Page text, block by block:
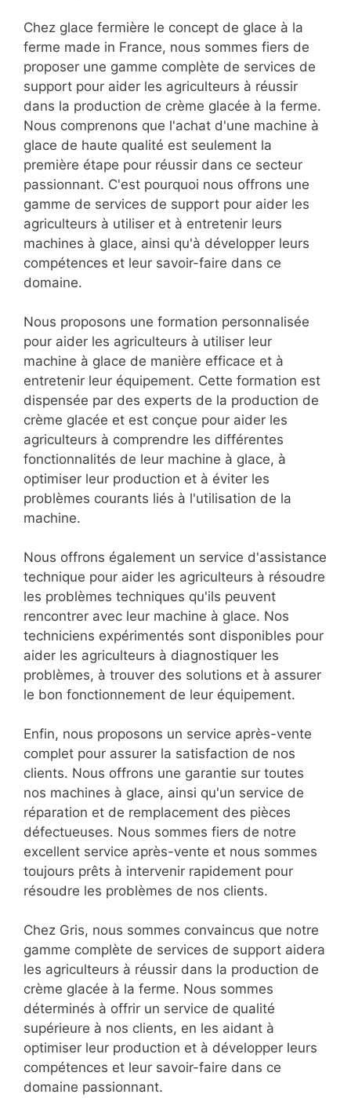
Chez glace fermière le concept de glace à la
ferme made in France, nous sommes fiers de
proposer une gamme complète de services de
support pour aider les agriculteurs à réussir
dans la production de crème glacée à la ferme.
Nous comprenons que l'achat d'une machine à
glace de haute qualité est seulement la
première étape pour réussir dans ce secteur
passionnant. C'est pourquoi nous offrons une
gamme de services de support pour aider les
agriculteurs à utiliser et à entretenir leurs
machines à glace, ainsi qu'à développer leurs
compétences et leur savoir-faire dans ce
domaine.
Nous proposons une formation personnalisée
pour aider les agriculteurs à utiliser leur
machine à glace de manière efficace et à
entretenir leur équipement. Cette formation est
dispensée par des experts de la production de
crème glacée et est conçue pour aider les
agriculteurs à comprendre les différentes
fonctionnalités de leur machine à glace, à
optimiser leur production et à éviter les
problèmes courants liés à l'utilisation de la
machine.
Nous offrons également un service d'assistance
technique pour aider les agriculteurs à résoudre
les problèmes techniques qu'ils peuvent
rencontrer avec leur machine à glace. Nos
techniciens expérimentés sont disponibles pour
aider les agriculteurs à diagnostiquer les
problèmes, à trouver des solutions et à assurer
le bon fonctionnement de leur équipement.
Enfin, nous proposons un service après-vente
complet pour assurer la satisfaction de nos
clients. Nous offrons une garantie sur toutes
nos machines à glace, ainsi qu'un service de
réparation et de remplacement des pièces
défectueuses. Nous sommes fiers de notre
excellent service après-vente et nous sommes
toujours prêts à intervenir rapidement pour
résoudre les problèmes de nos clients.
Chez Gris, nous sommes convaincus que notre
gamme complète de services de support aidera
les agriculteurs à réussir dans la production de
crème glacée à la ferme. Nous sommes
déterminés à offrir un service de qualité
supérieure à nos clients, en les aidant à
optimiser leur production et à développer leurs
compétences et leur savoir-faire dans ce
domaine passionnant.